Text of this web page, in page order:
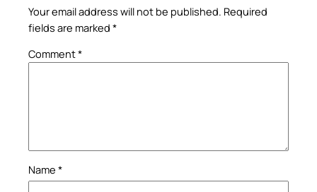
Your email address will not be published. Required
fields are marked *
Comment*
Name *